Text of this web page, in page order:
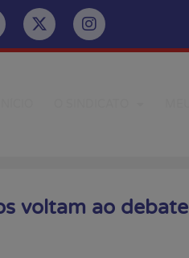
voltam ao debate